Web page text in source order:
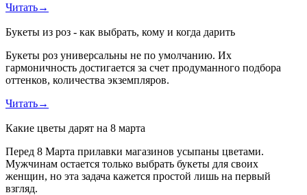
Читать→
Букеты из роз - как выбрать, кому и когда дарить
Букеты роз универсальны не по умолчанию. Их
гармоничность достигается за счет продуманного подбора
оттенков, количества экземпляров.
Читать→
Какие цветы дарят на 8 марта
Перед 8 Марта прилавки магазинов усыпаны цветами.
Мужчинам остается только выбрать букеты для своих
женщин, но эта задача кажется простой лишь на первый
взгляд.